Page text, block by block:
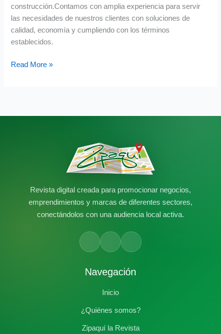
construcción.Contamos con amplia experiencia para servir
las necesidades de nuestros clientes con soluciones de
calidad, economía y cumpliendo con los términos
establecidos.
Read More »
Revista digital creada para promocionar negocios,
emprendimientos y marcas de diferentes sectores,
conectándolos con una audiencia local activa.
Navegación
Inicio
¿Quiénes somos?
Zipaquí la Revista